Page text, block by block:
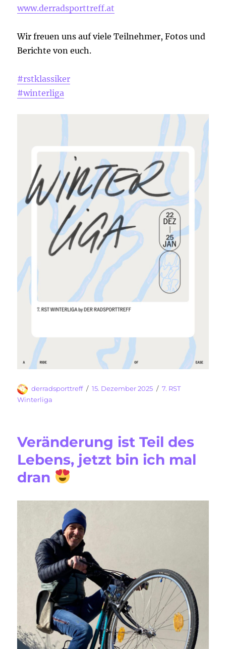
www.derradsporttreff.at
Wir freuen uns auf viele Teilnehmer, Fotos und
Berichte von euch.
#rstklassiker
#winterliga
Autor
derradsporttreff
Veröffentlicht
15. Dezember 2025 Kategorien
7. RST
Winterliga
Veränderung ist Teil des
Lebens, jetzt bin ich mal
dran